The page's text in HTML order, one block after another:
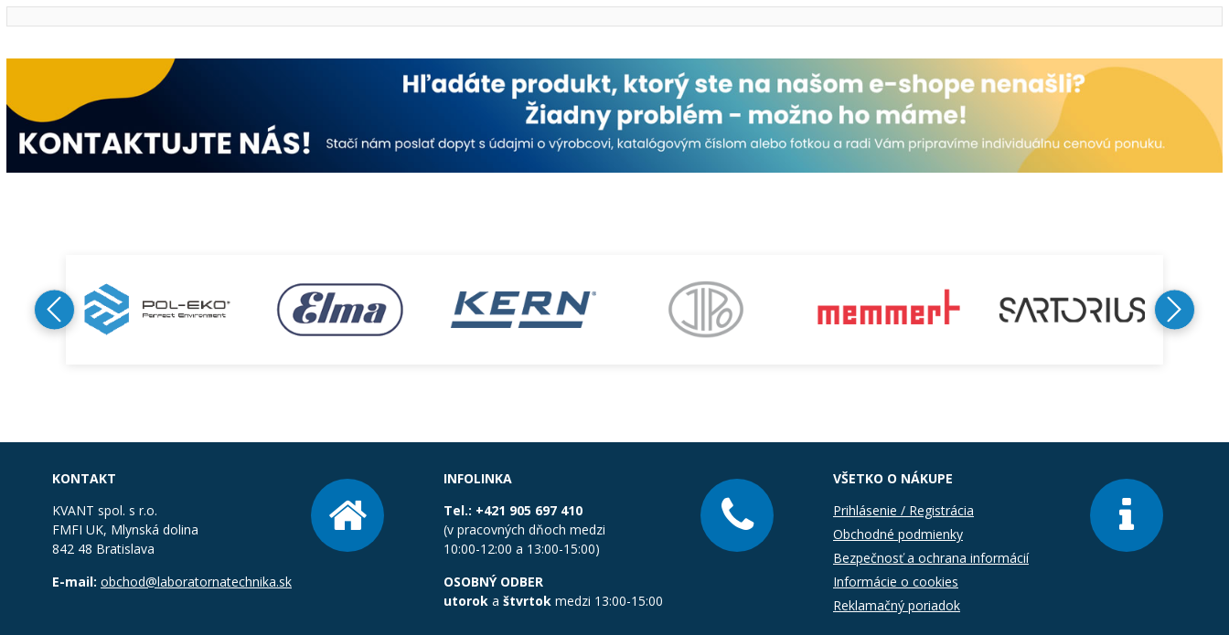
KONTAKT
KVANT spol. s r.o.
FMFI UK, Mlynská dolina
842 48 Bratislava
E-mail: obchod@laboratornatechnika.sk
INFOLINKA
Tel.: +421 905 697 410
(v pracovných dňoch medzi
10:00-12:00 a 13:00-15:00)
OSOBNÝ ODBER
utorok a štvrtok medzi 13:00-15:00
VŠETKO O NÁKUPE
Prihlásenie / Registrácia
Obchodné podmienky
Bezpečnosť a ochrana informácií
Informácie o cookies
Reklamačný poriadok